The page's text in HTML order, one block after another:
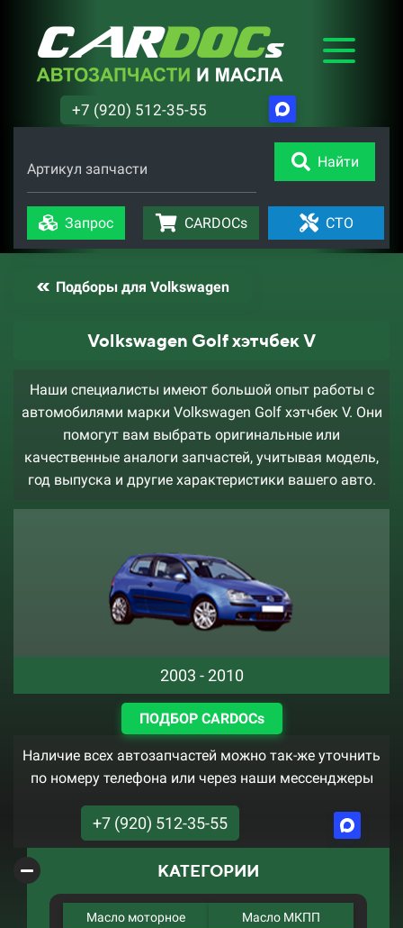
+7 (920) 512-35-55
Артикул запчасти Найти
Запрос CARDOCs СТО
Подборы для Volkswagen
Volkswagen Golf хэтчбек V
Наши специалисты имеют большой опыт работы с
автомобилями марки Volkswagen Golf хэтчбек V. Они
помогут вам выбрать оригинальные или
качественные аналоги запчастей, учитывая модель,
год выпуска и другие характеристики вашего авто.
2003 - 2010
ПОДБОР CARDOCs
Наличие всех автозапчастей можно так-же уточнить
по номеру телефона или через наши мессенджеры
+7 (920) 512-35-55
КАТЕГОРИИ
Масло моторное Масло МКПП